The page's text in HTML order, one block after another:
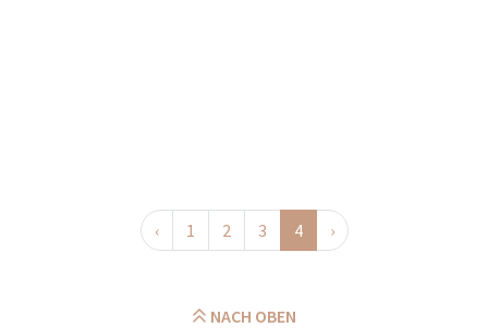
‹ 1 2 3 4 ›
NACH OBEN